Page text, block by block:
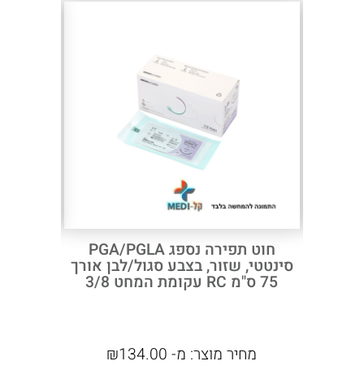
בוטרינריה
חוט תפירה נספג PGA/PGLA
סינטטי, שזור, בצבע סגול/לבן אורך
75 ס"מ RC עקומת המחט 3/8
מחיר מוצר: מ- ₪134.00